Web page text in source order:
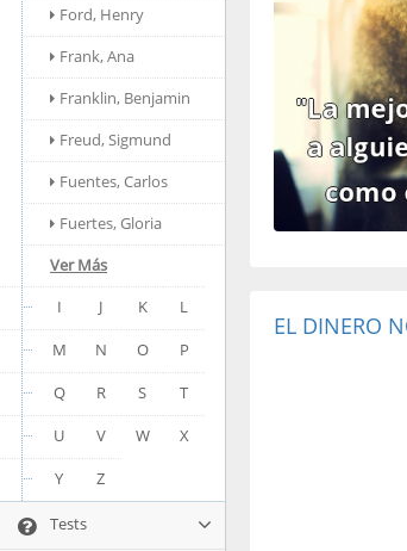
Ford, Henry
Frank, Ana
Franklin, Benjamin
Freud, Sigmund
Fuentes, Carlos
Fuertes, Gloria
Ver Más
I
J K
L
M
N O
P
Q
R S
T
U
V W
X
Y
Z
Tests
EL DINERO